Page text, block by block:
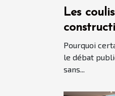
Les
politique
Pourquoi
le débat
sans...